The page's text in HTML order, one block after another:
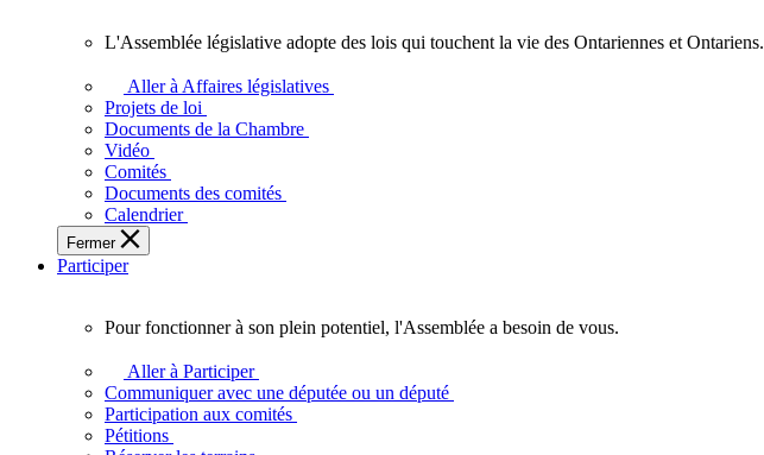
l'Ontario.
législative
adopte
touchent
vie
des
Ontariennes
Ontariens.
L'Assemblée législative adopte des lois qui touchent la vie des Ontariennes et Ontariens.
Aller à Affaires législatives
Projets de loi
Documents de la Chambre
Vidéo
Comités
Documents des comités
Calendrier
Fermer
Participer
fonctionner
plein
Pour fonctionner à son plein potentiel, l'Assemblée a besoin de vous.
Aller à Participer
Communiquer avec une députée ou un député
Participation aux comités
Pétitions